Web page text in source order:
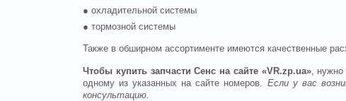
● охладительной системы
● тормозной системы
Также в обширном ассортименте имеются качественные
Чтобы купить запчасти Сенс на сайте «VR.zp.ua», нужно
одному из указанных на сайте номеров. Если у вас
консультацию.